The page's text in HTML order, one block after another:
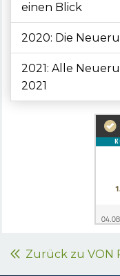
einen Blick
2020: Die
2021: Alle
2021
Zurück zu VON